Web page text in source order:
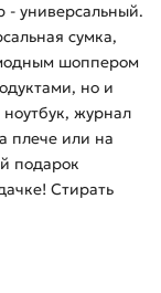
- универсальный.
сумка,
шоппером
но и
журнал
плече или на
подарок
Стирать